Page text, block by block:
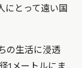
にとって遠い国
の生活に浸透